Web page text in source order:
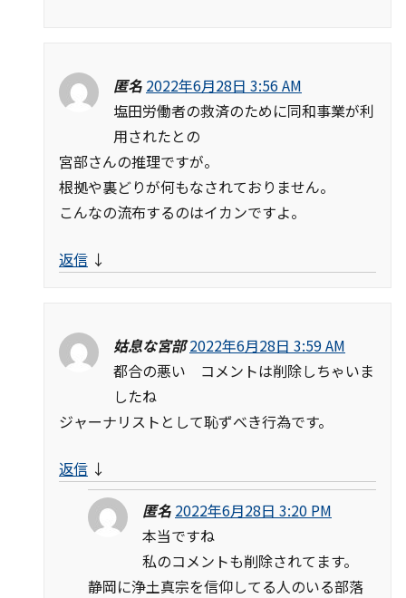
匿名 2022年6月28日 3:56 AM
塩田労働者の救済のために同和事業が利
用されたとの
宮部さんの推理ですが。
根拠や裏どりが何もなされておりません。
こんなの流布するのはイカンですよ。
返信 ↓
姑息な宮部 2022年6月28日 3:59 AM
都合の悪い コメントは削除しちゃいま
したね
ジャーナリストとして恥ずべき行為です。
返信 ↓
匿名 2022年6月28日 3:20 PM
本当ですね
私のコメントも削除されてます。
静岡に浄土真宗を信仰してる人のいる部落